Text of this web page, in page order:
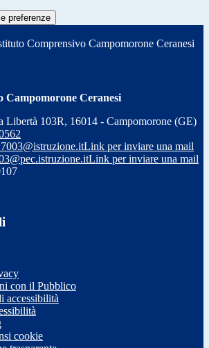
preferenze
Comprensivo Campomorone Ceranesi
Campomorone Ceranesi
Libertà 103R, 16014 - Campomorone (GE)
Link per inviare una mail
Link per inviare una mail
con il Pubblico
accessibilità
cookie